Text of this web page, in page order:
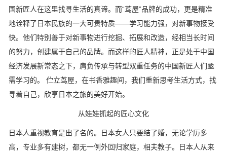
国新匠人在这里找寻生活的真谛。而“茑屋”品牌的成功，更是精准
地诠释了日本民族的一大可贵特质——学习能力强，对新事物接受
快。他们特别善于对新事物进行挖掘、拓展和改造，经相当长时间
的努力，创建属于自己的品牌。而这样的匠人精神，正是处于中国
经济发展新常态之下，肩负传承与转型双重任务的中国新匠人们亟
需学习的。 伫立茑屋，在书香雅趣间，我们重新思考生活方式，找
寻着自己，欣享日本之旅的美好开始。
从娃娃抓起的匠心文化
日本人重视教育是出了名的。日本女人只要结了婚，无论学历多
高，专业多有建树，都无一例外回归家庭，相夫教子。日本人从来